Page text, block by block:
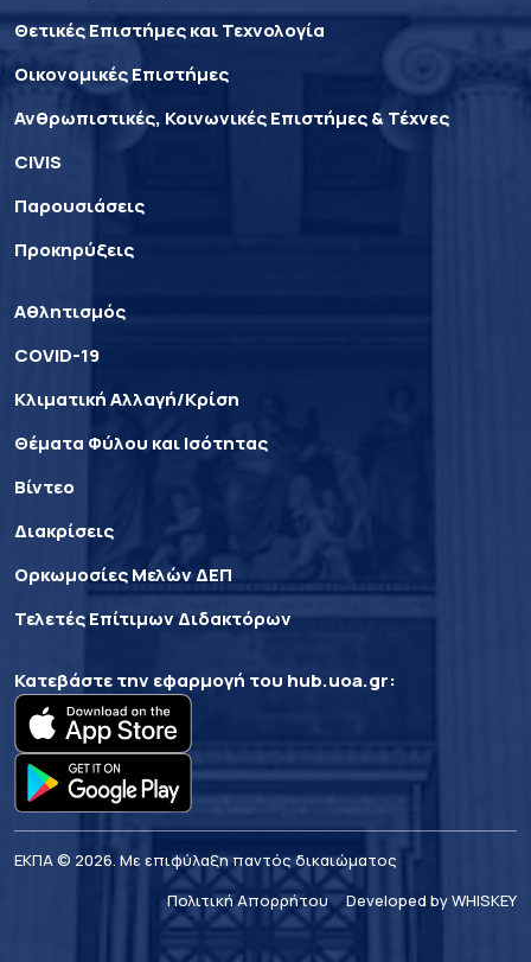
Θετικές Επιστήμες και Τεχνολογία
Οικονομικές Επιστήμες
Ανθρωπιστικές, Κοινωνικές Επιστήμες & Τέχνες
CIVIS
Παρουσιάσεις
Προκηρύξεις
Αθλητισμός
COVID-19
Κλιματική Αλλαγή/Κρίση
Θέματα Φύλου και Ισότητας
Βίντεο
Διακρίσεις
Ορκωμοσίες Μελών ΔΕΠ
Τελετές Επίτιμων Διδακτόρων
Κατεβάστε την εφαρμογή του hub.uoa.gr:
ΕΚΠΑ © 2026. Με επιφύλαξη παντός δικαιώματος
Πολιτική Απορρήτου
Developed by WHISKEY